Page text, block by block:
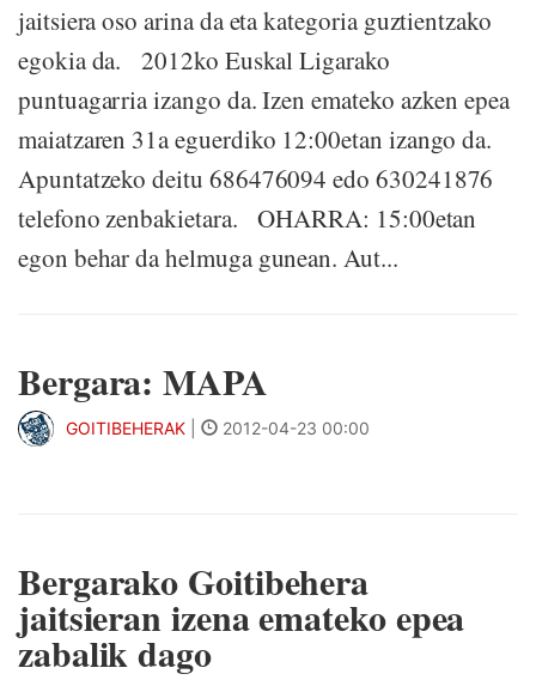
jaitsiera oso arina da eta kategoria guztientzako
egokia da. 2012ko Euskal Ligarako
puntuagarria izango da. Izen emateko azken epea
maiatzaren 31a eguerdiko 12:00etan izango da.
Apuntatzeko deitu 686476094 edo 630241876
telefono zenbakietara. OHARRA: 15:00etan
egon behar da helmuga gunean. Aut...
Bergara: MAPA
GOITIBEHERAK 2012-04-23 00:00
Bergarako Goitibehera
jaitsieran izena emateko epea
zabalik dago